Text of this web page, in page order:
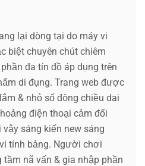
lại dòng tại do máy vi
biệt chuyên chút chiêm
đa tín đồ áp dụng trên
di đụng. Trang web được
& nhỏ số đông chiều dai
điện thoại cảm đổi
sáng kiến new sáng
tính bảng. Người chơi
nã vấn & gia nhập phần